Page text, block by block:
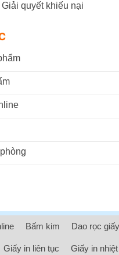
quyết khiếu nại
Bấm kim Dao rọc giấy
Giấy in liên tục Giấy in nhiệt